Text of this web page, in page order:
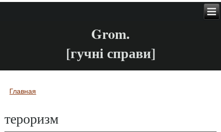
Grom.
[гучні справи]
Вы здесь
Главная
тероризм